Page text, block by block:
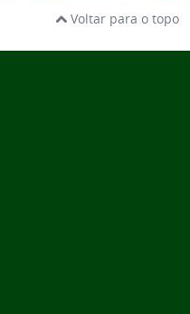
Voltar para o topo